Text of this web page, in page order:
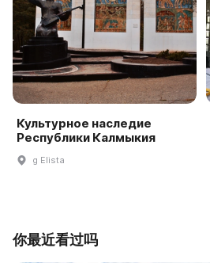
Культурное наследие
Республики Калмыкия
g Elista
你最近看过吗